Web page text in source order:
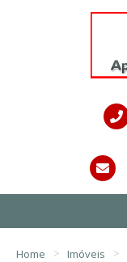
Home Imóveis